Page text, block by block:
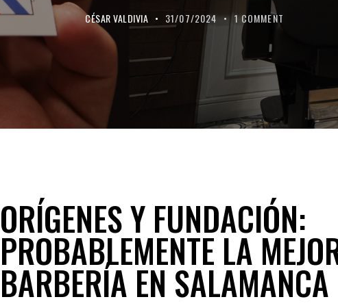
CÉSAR VALDIVIA 31/07/2024 1COMMENT
ORÍGENES Y FUNDACIÓN:
PROBABLEMENTE LA
BARBERÍA EN SALAMANCA